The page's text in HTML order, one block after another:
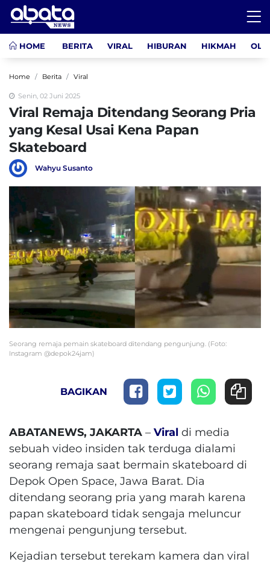
HOME BERITA VIRAL HIBURAN HIKMAH
Home Berita Viral
Senin, 02 Juni 2025
Viral Remaja Ditendang Seorang Pria
yang Kesal Usai Kena Papan
Skateboard
Wahyu Susanto
Seorang remaja pemain skateboard ditendang pengunjung. (Foto:
Instagram @depok24jam)
BAGIKAN
ABATANEWS, JAKARTA – Viral di media
sebuah video insiden tak terduga dialami
seorang remaja saat bermain skateboard di
Depok Open Space, Jawa Barat. Dia
ditendang seorang pria yang marah karena
papan skateboard tidak sengaja meluncur
mengenai pengunjung tersebut.
Kejadian tersebut terekam kamera dan viral